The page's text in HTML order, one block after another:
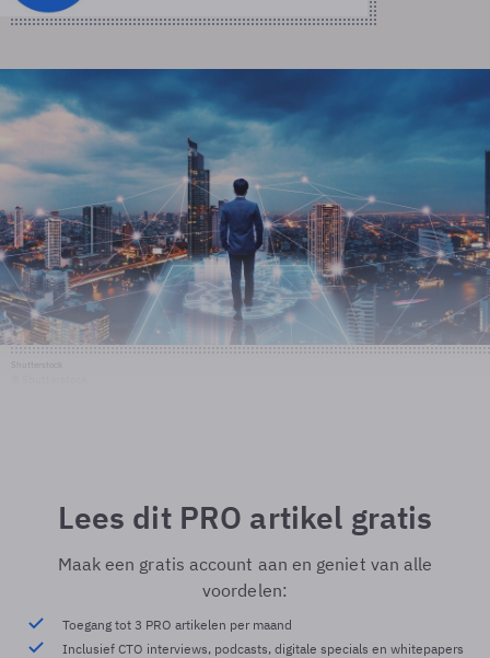
Lees dit PRO artikel gratis
Maak een gratis account aan en geniet van alle
voordelen:
Toegang tot 3 PRO artikelen per maand
Inclusief CTO interviews, podcasts, digitale specials en whitepapers